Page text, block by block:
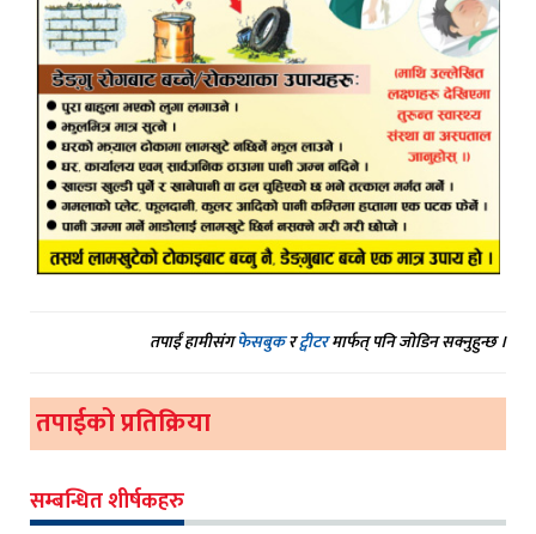
तपाईं हामीसंगफेसबुकरट्वीटरमार्फत् पनि जोडिन सक्नुहुन्छ ।
तपाईको प्रतिक्रिया
सम्बन्धित शीर्षकहरु